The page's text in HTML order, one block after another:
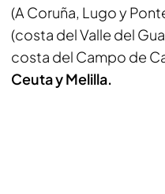
(A Coruña, Lugo y
(costa del Valle del
costa del Campo de
Ceuta y Melilla.